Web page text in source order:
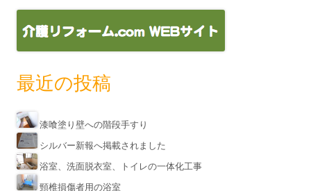
最近の投稿
漆喰塗り壁への階段手すり
シルバー新報へ掲載されました
浴室、洗面脱衣室、トイレの一体化工事
頸椎損傷者用の浴室